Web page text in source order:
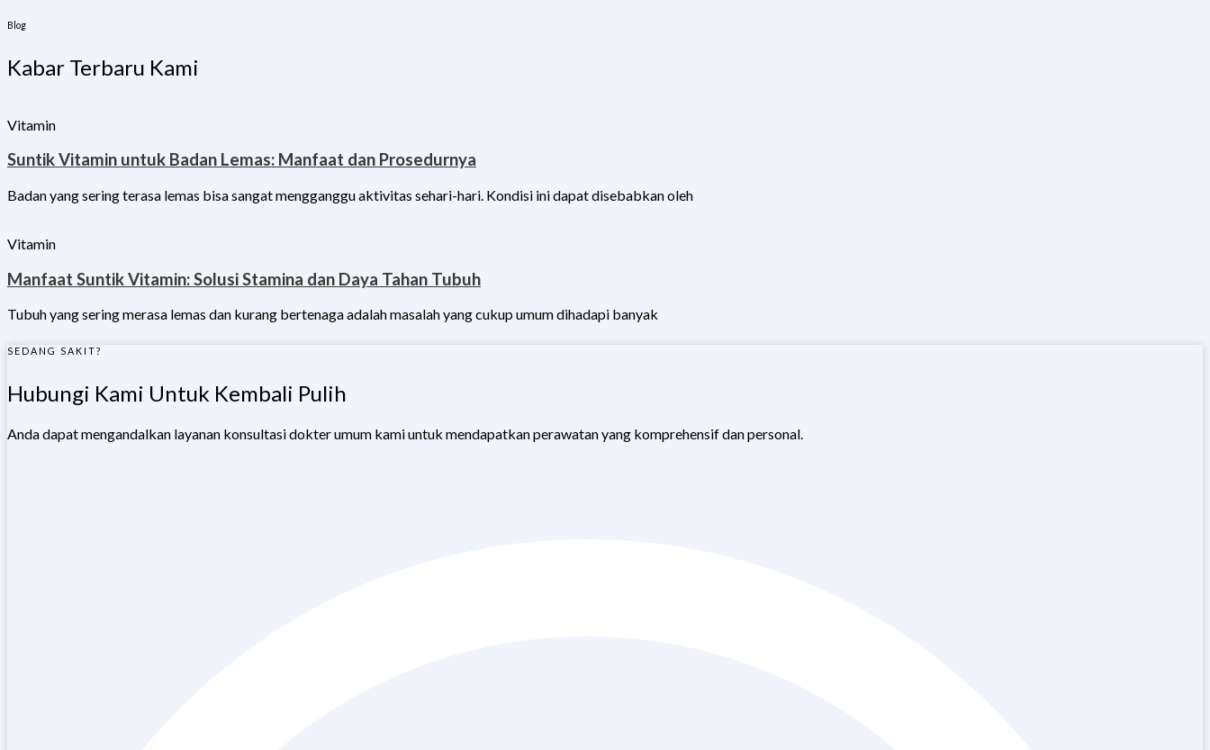
Blog
Kabar Terbaru Kami
Vitamin
Suntik Vitamin untuk Badan Lemas: Manfaat dan Prosedurnya
Badan yang sering terasa lemas bisa sangat mengganggu aktivitas sehari-hari. Kondisi ini dapat disebabkan oleh
Vitamin
Manfaat Suntik Vitamin: Solusi Stamina dan Daya Tahan Tubuh
Tubuh yang sering merasa lemas dan kurang bertenaga adalah masalah yang cukup umum dihadapi banyak
SEDANG SAKIT?
Hubungi Kami Untuk Kembali Pulih
Anda dapat mengandalkan layanan konsultasi dokter umum kami untuk mendapatkan perawatan yang komprehensif dan personal.